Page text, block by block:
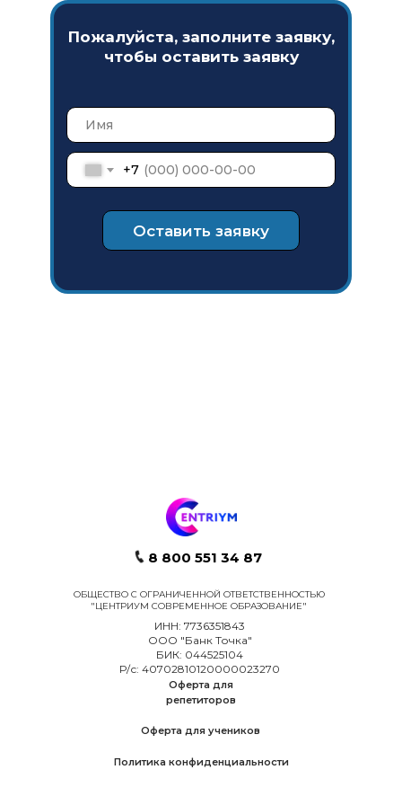
+7
Оставить заявку
Пожалуйста, заполните заявку,
чтобы оставить заявку
Политика конфиденциальности
Оферта для учеников
Оферта для
репетиторов
ОБЩЕСТВО С ОГРАНИЧЕННОЙ ОТВЕТСТВЕННОСТЬЮ
"ЦЕНТРИУМ СОВРЕМЕННОЕ ОБРАЗОВАНИЕ"
ИНН: 7736351843
ООО "Банк Точка"
БИК: 044525104
Р/с: 40702810120000023270
8 800 551 34 87